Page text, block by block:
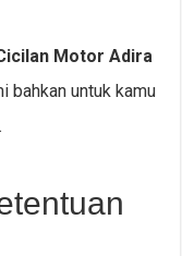
Motor Adira
bahkan untuk kamu